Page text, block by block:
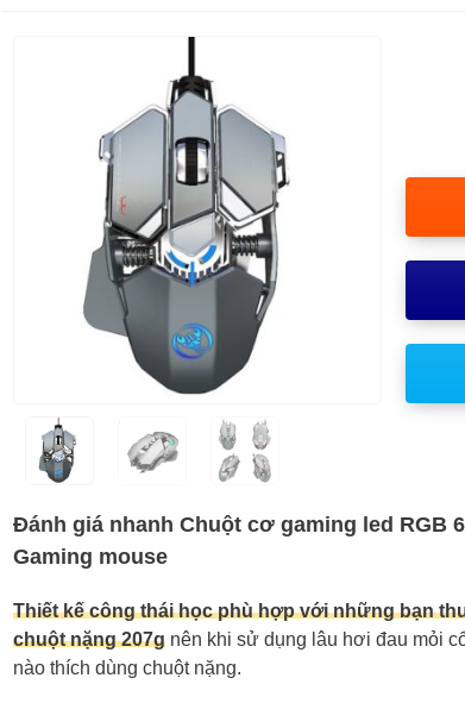
Đánh giá nhanh Chuột cơ gaming led RGB
Gaming mouse
Thiết kế công thái học phù hợp với những bạn
chuột nặng 207g nên khi sử dụng lâu hơi đau mỏi
nào thích dùng chuột nặng.